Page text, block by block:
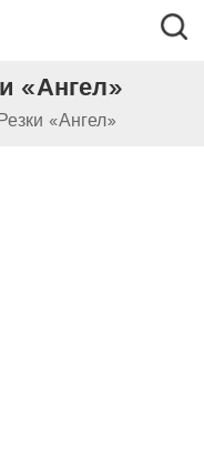
«Ангел»
«Ангел»